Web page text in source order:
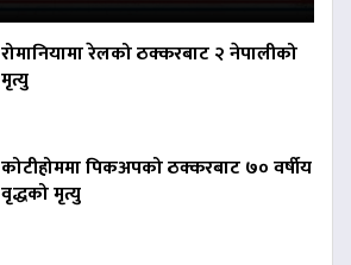
रोमानियामा रेलको ठक्करबाट २ नेपालीको
मृत्यु
कोटीहोममा पिकअपको ठक्करबाट ७० वर्षीय
वृद्धको मृत्यु